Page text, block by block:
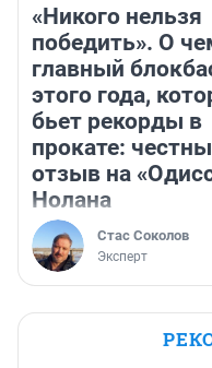
«Никого нельзя
победить». О
главный
этого года,
бьет рекорды в
прокате:
отзыв на
Нолана
Стас Соколов
Эксперт